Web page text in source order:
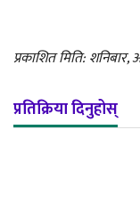
प्रकाशित मिति:
प्रतिक्रिया दिनुहोस्